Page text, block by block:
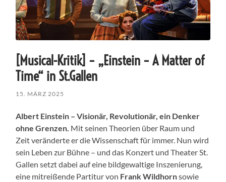
[Musical-Kritik] – „Einstein – A Matter of
Time“ in St.Gallen
15. MÄRZ 2025
Albert Einstein – Visionär, Revolutionär, ein Denker
ohne Grenzen. Mit seinen Theorien über Raum und
Zeit veränderte er die Wissenschaft für immer. Nun wird
sein Leben zur Bühne – und das Konzert und Theater St.
Gallen setzt dabei auf eine bildgewaltige Inszenierung,
eine mitreißende Partitur von Frank Wildhornsowie